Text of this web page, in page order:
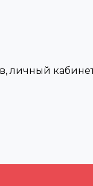
личный